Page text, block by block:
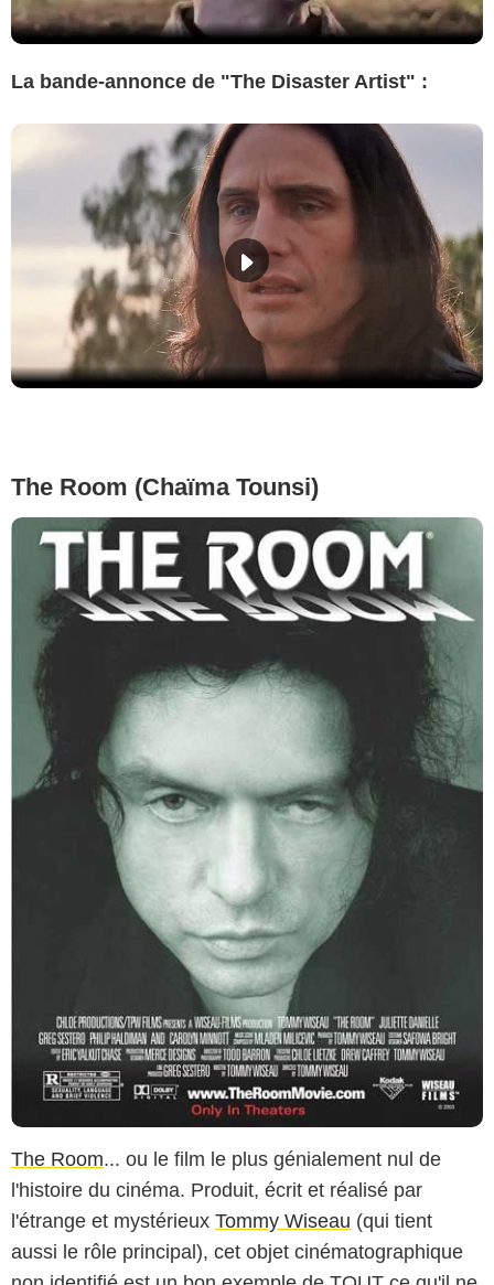
La bande-annonce de "The Disaster Artist" :
The Room (Chaïma Tounsi)
The Room... ou le film le plus génialement nul de
l'histoire du cinéma. Produit, écrit et réalisé par
l'étrange et mystérieux Tommy Wiseau (qui tient
aussi le rôle principal), cet objet cinématographique